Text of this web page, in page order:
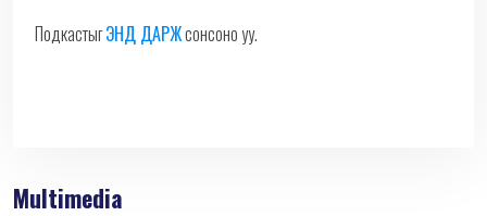
ПодкастыгЭНД ДАРЖсонсоно уу.
Multimedia